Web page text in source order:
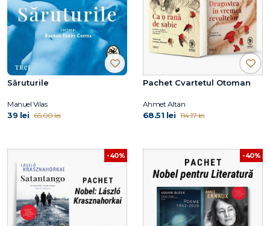
Săruturile
Manuel Vilas
39 lei 65.00 lei
Pachet Cvartetul Otoman
Ahmet Altan
68.51 lei 114.17 lei
-40% -40%